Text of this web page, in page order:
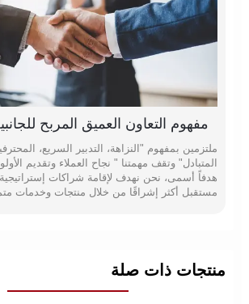
مفهوم التعاون العميق المربح
ملتزمين بمفهوم "النزاهة، التدبير السريع،
المتبادل" وتقف مهمتنا " نجاح العملاء وتقديم
هدفاً أسمى، نحن نهدف لإقامة شراكات إستراتيجية
مستقبل أكثر إشراقًا من خلال منتجات وخدمات
منتجات ذات صلة